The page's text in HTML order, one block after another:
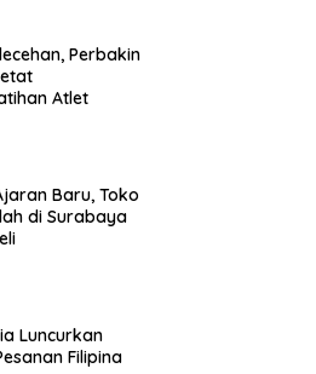
Perbakin
Atlet
Baru, Toko
di Surabaya
Luncurkan
Filipina